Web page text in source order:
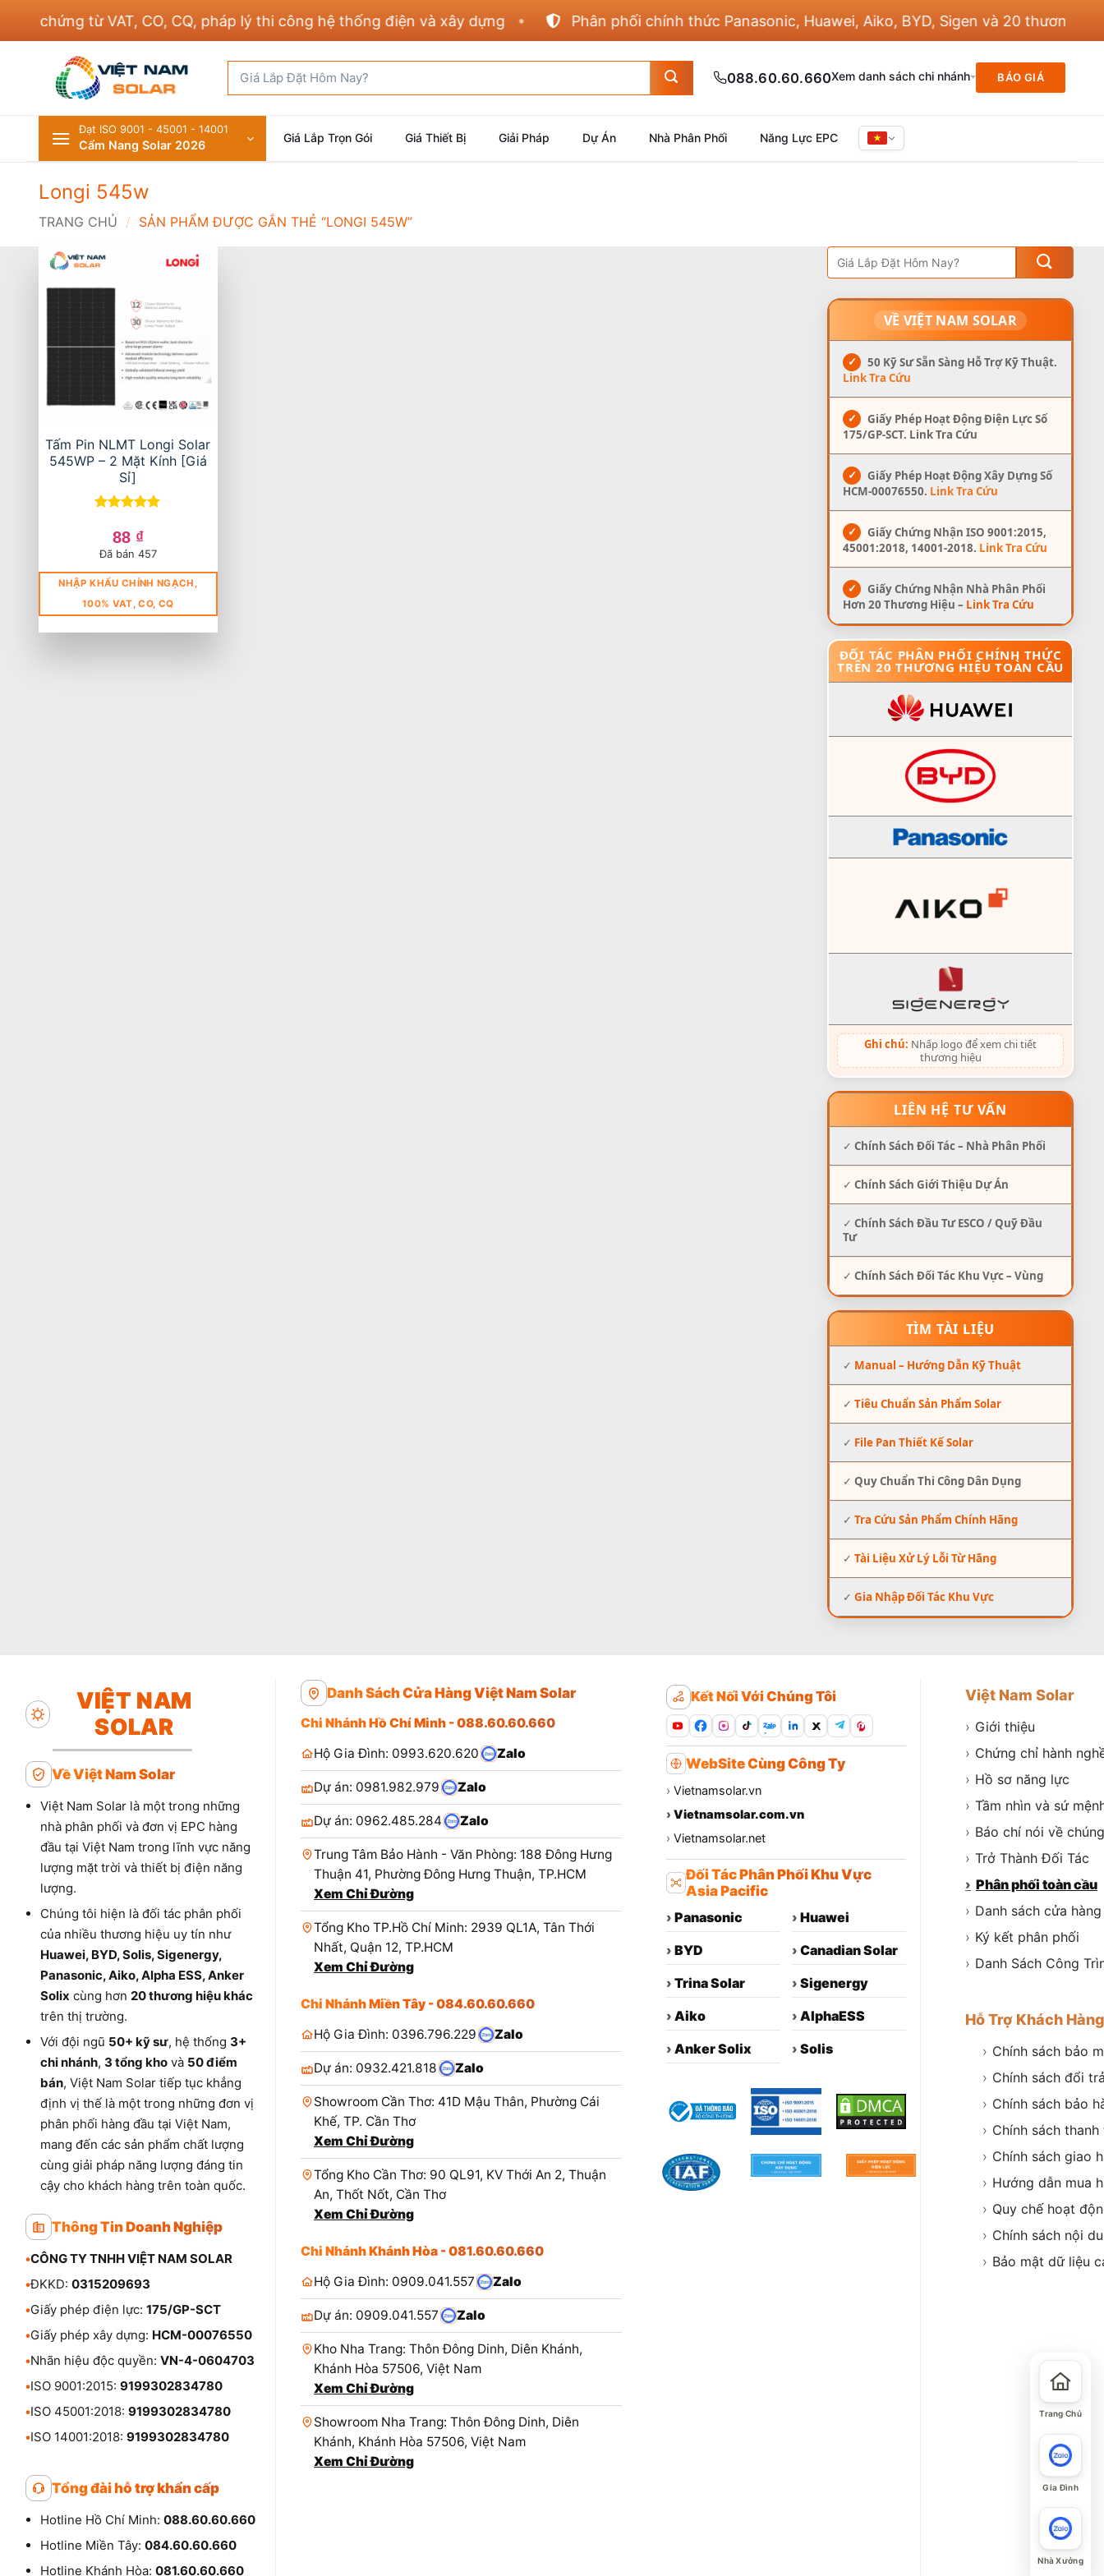
chứng từ VAT, CO, CQ, pháp lý thi công hệ thống điện và xây dựng Phân phối chính thức Panasonic, Huawei, Aiko, BYD, Sigen và 20 thương hiệu
kiếm:
088.60.60.660Xem danh sách chi nhánh BÁO GIÁ
Đạt ISO 9001 - 45001 - 14001
Cẩm Nang Solar 2026 Giá Lắp Trọn Gói Giá Thiết Bị Giải Pháp Dự Án Nhà Phân Phối Năng Lực EPC
Longi 545w
TRANG CHỦ / SẢN PHẨM ĐƯỢC GẮN THẺ “LONGI 545W”
Tấm Pin NLMT Longi Solar
545WP – 2 Mặt Kính [Giá
Sỉ]
hạng5 5
sao
88 ₫
Đã bán 457
NHẬP KHẨU CHÍNH NGẠCH,
100% VAT, CO, CQ
VỀ VIỆT NAM SOLAR
✓
50 Kỹ Sư Sẵn Sàng Hỗ Trợ Kỹ Thuật.
Link Tra Cứu
✓
Giấy Phép Hoạt Động Điện Lực Số
175/GP-SCT. Link Tra Cứu
✓
Giấy Phép Hoạt Động Xây Dựng Số
HCM-00076550. Link Tra Cứu
✓
Giấy Chứng Nhận ISO 9001:2015,
45001:2018, 14001-2018. Link Tra Cứu
✓
Giấy Chứng Nhận Nhà Phân Phối
Hơn 20 Thương Hiệu – Link Tra Cứu
ĐỐI TÁC PHÂN PHỐI CHÍNH THỨC
TRÊN 20 THƯƠNG HIỆU TOÀN CẦU
Ghi chú: Nhấp logo để xem chi tiết
thương hiệu
LIÊN HỆ TƯ VẤN
✓ Chính Sách Đối Tác – Nhà Phân Phối
✓ Chính Sách Giới Thiệu Dự Án
✓ Chính Sách Đầu Tư ESCO / Quỹ Đầu
Tư
✓ Chính Sách Đối Tác Khu Vực – Vùng
TÌM TÀI LIỆU
✓ Manual – Hướng Dẫn Kỹ Thuật
✓ Tiêu Chuẩn Sản Phẩm Solar
✓ File Pan Thiết Kế Solar
✓ Quy Chuẩn Thi Công Dân Dụng
✓ Tra Cứu Sản Phẩm Chính Hãng
✓ Tài Liệu Xử Lý Lỗi Từ Hãng
✓ Gia Nhập Đối Tác Khu Vực
VIỆT NAM
SOLAR
Về Việt Nam Solar
Việt Nam Solar là một trong những
nhà phân phối và đơn vị EPC hàng
đầu tại Việt Nam trong lĩnh vực năng
lượng mặt trời và thiết bị điện năng
lượng.
Chúng tôi hiện là đối tác phân phối
của nhiều thương hiệu uy tín như
Huawei, BYD, Solis, Sigenergy,
Panasonic, Aiko, Alpha ESS, Anker
Solix cùng hơn 20 thương hiệu khác
trên thị trường.
Với đội ngũ 50+ kỹ sư, hệ thống 3+
chi nhánh, 3 tổng kho và 50 điểm
bán, Việt Nam Solar tiếp tục khẳng
định vị thế là một trong những đơn vị
phân phối hàng đầu tại Việt Nam,
mang đến các sản phẩm chất lượng
cùng giải pháp năng lượng đáng tin
cậy cho khách hàng trên toàn quốc.
Thông Tin Doanh Nghiệp
•CÔNG TY TNHH VIỆT NAM SOLAR
•ĐKKD: 0315209693
•Giấy phép điện lực: 175/GP-SCT
•Giấy phép xây dựng: HCM-00076550
•Nhãn hiệu độc quyền: VN-4-0604703
•ISO 9001:2015: 9199302834780
•ISO 45001:2018: 9199302834780
•ISO 14001:2018: 9199302834780
Tổng đài hỗ trợ khẩn cấp
Hotline Hồ Chí Minh: 088.60.60.660
Hotline Miền Tây: 084.60.60.660
Hotline Khánh Hòa: 081.60.60.660
Danh Sách Cửa Hàng Việt Nam Solar
Chi Nhánh Hồ Chí Minh - 088.60.60.660
Hộ Gia Đình: 0993.620.620
Zalo
Dự án: 0981.982.979 Zalo
Dự án: 0962.485.284 Zalo
Trung Tâm Bảo Hành - Văn Phòng: 188 Đông Hưng
Thuận 41, Phường Đông Hưng Thuận, TP.HCM
Xem Chỉ Đường
Tổng Kho TP.Hồ Chí Minh: 2939 QL1A, Tân Thới
Nhất, Quận 12, TP.HCM
Xem Chỉ Đường
Chi Nhánh Miền Tây - 084.60.60.660
Hộ Gia Đình: 0396.796.229
Zalo
Dự án: 0932.421.818 Zalo
Showroom Cần Thơ: 41D Mậu Thân, Phường Cái
Khế, TP. Cần Thơ
Xem Chỉ Đường
Tổng Kho Cần Thơ: 90 QL91, KV Thới An 2, Thuận
An, Thốt Nốt, Cần Thơ
Xem Chỉ Đường
Chi Nhánh Khánh Hòa - 081.60.60.660
Hộ Gia Đình: 0909.041.557
Zalo
Dự án: 0909.041.557 Zalo
Kho Nha Trang: Thôn Đông Dinh, Diên Khánh,
Khánh Hòa 57506, Việt Nam
Xem Chỉ Đường
Showroom Nha Trang: Thôn Đông Dinh, Diên
Khánh, Khánh Hòa 57506, Việt Nam
Xem Chỉ Đường
Kết Nối Với Chúng Tôi
Zalo
WebSite Cùng Công Ty
› Vietnamsolar.vn
› Vietnamsolar.com.vn
› Vietnamsolar.net
Đối Tác Phân Phối Khu Vực
Asia Pacific
› Panasonic › Huawei
› BYD › Canadian Solar
› Trina Solar › Sigenergy
› Aiko › AlphaESS
› Anker Solix › Solis
Việt Nam Solar
› Giới thiệu
› Chứng chỉ hành
› Hồ sơ năng lực
› Tầm nhìn và sứ
› Báo chí nói về
› Trở Thành Đối Tác
› Phân phối toàn cầu
› Danh sách cửa hàng
› Ký kết phân phối
› Danh Sách Công
Hỗ Trợ Khách Hàng
› Chính sách bảo
› Chính sách đổi
› Chính sách bảo
› Chính sách thanh
› Chính sách giao
› Hướng dẫn mua
› Quy chế hoạt
› Chính sách nội
› Bảo mật dữ liệu
Trang Chủ
Gia Đình
Nhà Xưởng